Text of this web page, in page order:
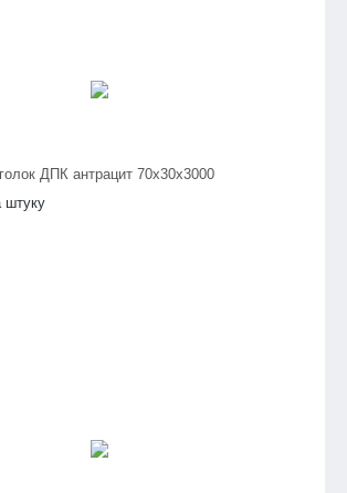
ДПК антрацит 70х30х3000
штуку